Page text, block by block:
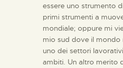
essere uno strumento
primi strumenti a
mondiale; oppure mi
mio sud dove il
uno dei settori
ambiti. Un altro merito